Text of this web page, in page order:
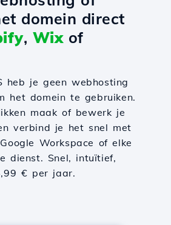
domein direct
, Wixof
heb je geen webhosting
het domein te gebruiken.
maak of bewerk je
verbind je het snel met
Workspace of elke
dienst. Snel, intuïtief,
€ per jaar.